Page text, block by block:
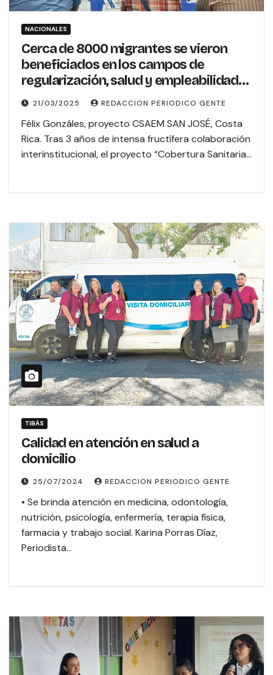
NACIONALES
Cerca de 8000 migrantes se vieron
beneficiados en los campos de
regularización, salud y empleabilidad
en el país
21/03/2025 REDACCION PERIODICO GENTE
Félix Gonzáles, proyecto CSAEM SAN JOSÉ, Costa
Rica. Tras 3 años de intensa fructífera colaboración
interinstitucional, el proyecto “Cobertura Sanitaria…
TIBÁS
Calidad en atención en salud a
domicilio
25/07/2024 REDACCION PERIODICO GENTE
• Se brinda atención en medicina, odontología,
nutrición, psicología, enfermería, terapia física,
farmacia y trabajo social. Karina Porras Díaz,
Periodista…